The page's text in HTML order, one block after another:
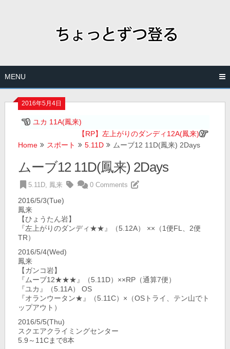
MENU
2016年5月4日
ユカ 11A(鳳来)
【RP】左上がりのダンディ12A(鳳来)
Home
スポート 5.11D ムーブ12 11D(鳳来) 2Days
ムーブ12 11D(鳳来) 2Days
5.11D, 鳳来 0 Comments
2016/5/3(Tue)
鳳来
【ひょうたん岩】
『左上がりのダンディ★★』（5.12A） ××（1便FL、2便
TR）
2016/5/4(Wed)
鳳来
【ガンコ岩】
『ムーブ12★★★』（5.11D）××RP（通算7便）
『ユカ』（5.11A） OS
『オランウータン★』（5.11C）×（OSトライ、テン山でト
ップアウト）
2016/5/5(Thu)
スクエアクライミングセンター
5.9～11Cまで8本